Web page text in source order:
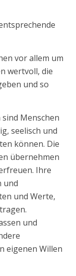
vor allem um
wertvoll, die
und so
Menschen
seelisch und
können. Die
übernehmen
Ihre
und
und Werte,
und
eigenen Willen